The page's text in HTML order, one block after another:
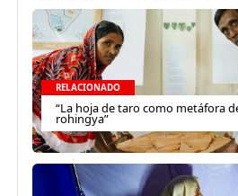
RELACIONADO
“La hoja de taro como metáfora
rohingya”